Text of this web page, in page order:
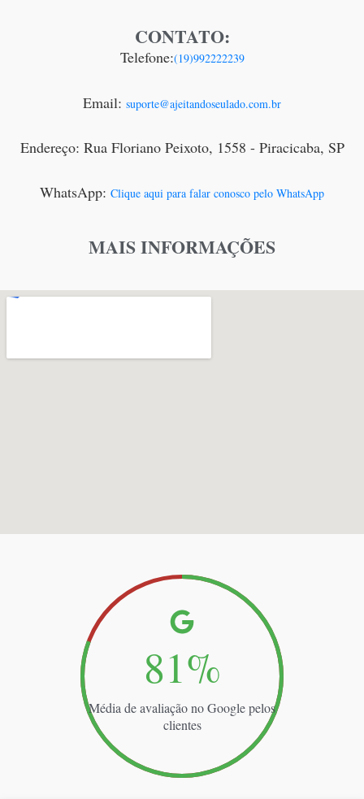
CONTATO:
Telefone:(19)992222239
Email: suporte@ajeitandoseulado.com.br
Endereço: Rua Floriano Peixoto, 1558 - Piracicaba, SP
WhatsApp: Clique aqui para falar conosco pelo WhatsApp
MAIS INFORMAÇÕES
100%
Média de avaliação no Google pelos
clientes